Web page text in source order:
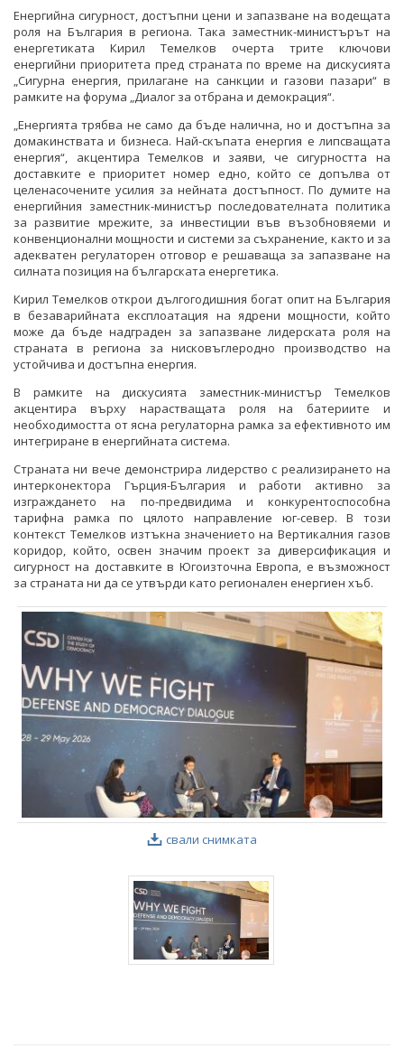
Енергийна сигурност, достъпни цени и запазване на водещата
роля на България в региона. Така заместник-министърът на
енергетиката Кирил Темелков очерта трите ключови
енергийни приоритета пред страната по време на дискусията
„Сигурна енергия, прилагане на санкции и газови пазари“ в
рамките на форума „Диалог за отбрана и демокрация“.
„Енергията трябва не само да бъде налична, но и достъпна за
домакинствата и бизнеса. Най-скъпата енергия е липсващата
енергия“, акцентира Темелков и заяви, че сигурността на
доставките е приоритет номер едно, който се допълва от
целенасочените усилия за нейната достъпност. По думите на
енергийния заместник-министър последователната политика
за развитие мрежите, за инвестиции във възобновяеми и
конвенционални мощности и системи за съхранение, както и за
адекватен регулаторен отговор е решаваща за запазване на
силната позиция на българската енергетика.
Кирил Темелков открои дългогодишния богат опит на България
в безаварийната експлоатация на ядрени мощности, който
може да бъде надграден за запазване лидерската роля на
страната в региона за нисковъглеродно производство на
устойчива и достъпна енергия.
В рамките на дискусията заместник-министър Темелков
акцентира върху нарастващата роля на батериите и
необходимостта от ясна регулаторна рамка за ефективното им
интегриране в енергийната система.
Страната ни вече демонстрира лидерство с реализирането на
интерконектора Гърция-България и работи активно за
изграждането на по-предвидима и конкурентоспособна
тарифна рамка по цялото направление юг-север. В този
контекст Темелков изтъкна значението на Вертикалния газов
коридор, който, освен значим проект за диверсификация и
сигурност на доставките в Югоизточна Европа, е възможност
за страната ни да се утвърди като регионален енергиен хъб.
свали снимката